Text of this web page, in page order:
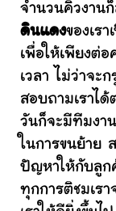
จำนวนคิวงาน
ดินแดงของเร
เพื่อให้เพียงต่
เวลา ไม่ว่าจะ
สอบถามเราไ
วันก็จะมีทีมงา
ในการขนย้าย
ปัญหาให้กับลูก
ทุกการติชมเรา